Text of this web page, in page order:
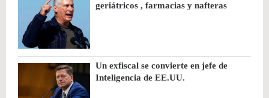
geriátricos , farmacias y nafteras
Un exfiscal se convierte en jefe de
Inteligencia de EE.UU.